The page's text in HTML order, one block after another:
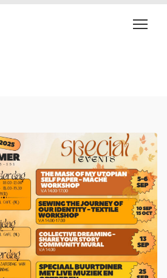
oktober